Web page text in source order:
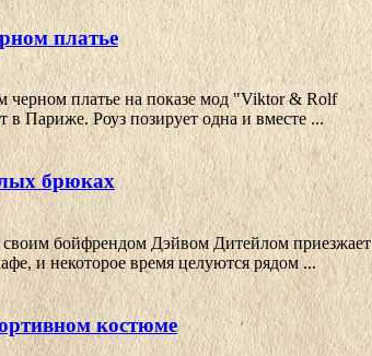
платье
черном платье на показе мод "Viktor & Rolf
в Париже. Роуз позирует одна и вместе ...
брюках
своим бойфрендом Дэйвом Дитейлом приезжает
и некоторое время целуются рядом ...
костюме